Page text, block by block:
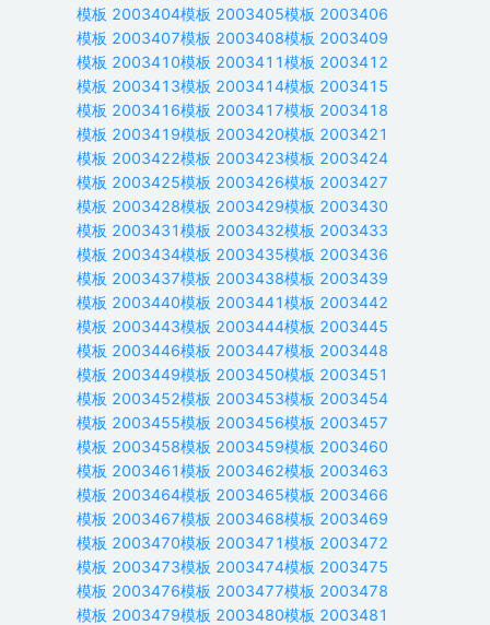
模板 2003404模板 2003405模板 2003406
模板 2003407模板 2003408模板 2003409
模板 2003410模板 2003411模板 2003412
模板 2003413模板 2003414模板 2003415
模板 2003416模板 2003417模板 2003418
模板 2003419模板 2003420模板 2003421
模板 2003422模板 2003423模板 2003424
模板 2003425模板 2003426模板 2003427
模板 2003428模板 2003429模板 2003430
模板 2003431模板 2003432模板 2003433
模板 2003434模板 2003435模板 2003436
模板 2003437模板 2003438模板 2003439
模板 2003440模板 2003441模板 2003442
模板 2003443模板 2003444模板 2003445
模板 2003446模板 2003447模板 2003448
模板 2003449模板 2003450模板 2003451
模板 2003452模板 2003453模板 2003454
模板 2003455模板 2003456模板 2003457
模板 2003458模板 2003459模板 2003460
模板 2003461模板 2003462模板 2003463
模板 2003464模板 2003465模板 2003466
模板 2003467模板 2003468模板 2003469
模板 2003470模板 2003471模板 2003472
模板 2003473模板 2003474模板 2003475
模板 2003476模板 2003477模板 2003478
模板 2003479模板 2003480模板 2003481